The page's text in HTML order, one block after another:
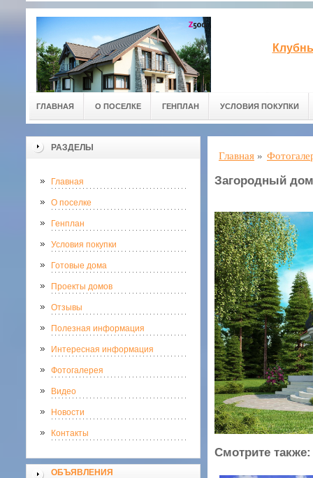
ГЛАВНАЯ О ПОСЕЛКЕ ГЕНПЛАН УСЛОВИЯ ПОКУПКИ
РАЗДЕЛЫ
Главная
О поселке
Генплан
Условия покупки
Готовые дома
Проекты домов
Отзывы
Полезная информация
Интересная информация
Фотогалерея
Видео
Новости
Контакты
ОБЪЯВЛЕНИЯ
Главная »
Загородный
Смотрите также: